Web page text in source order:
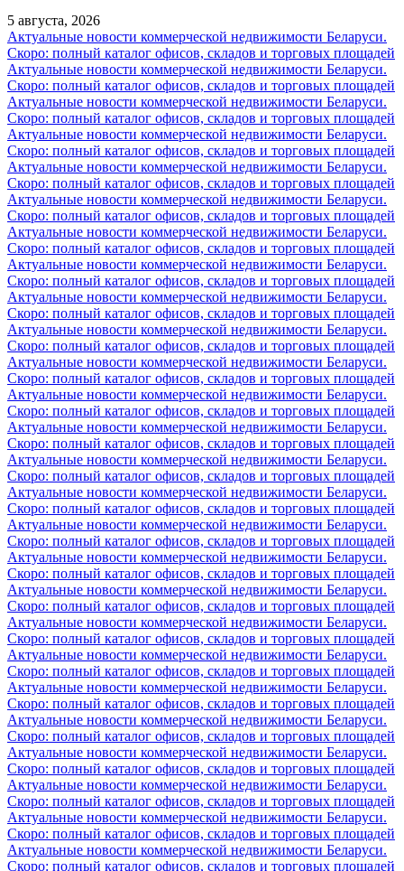
5 августа, 2026
Актуальные новости коммерческой недвижимости Беларуси.
Скоро: полный каталог офисов, складов и торговых площадей
Актуальные новости коммерческой недвижимости Беларуси.
Скоро: полный каталог офисов, складов и торговых площадей
Актуальные новости коммерческой недвижимости Беларуси.
Скоро: полный каталог офисов, складов и торговых площадей
Актуальные новости коммерческой недвижимости Беларуси.
Скоро: полный каталог офисов, складов и торговых площадей
Актуальные новости коммерческой недвижимости Беларуси.
Скоро: полный каталог офисов, складов и торговых площадей
Актуальные новости коммерческой недвижимости Беларуси.
Скоро: полный каталог офисов, складов и торговых площадей
Актуальные новости коммерческой недвижимости Беларуси.
Скоро: полный каталог офисов, складов и торговых площадей
Актуальные новости коммерческой недвижимости Беларуси.
Скоро: полный каталог офисов, складов и торговых площадей
Актуальные новости коммерческой недвижимости Беларуси.
Скоро: полный каталог офисов, складов и торговых площадей
Актуальные новости коммерческой недвижимости Беларуси.
Скоро: полный каталог офисов, складов и торговых площадей
Актуальные новости коммерческой недвижимости Беларуси.
Скоро: полный каталог офисов, складов и торговых площадей
Актуальные новости коммерческой недвижимости Беларуси.
Скоро: полный каталог офисов, складов и торговых площадей
Актуальные новости коммерческой недвижимости Беларуси.
Скоро: полный каталог офисов, складов и торговых площадей
Актуальные новости коммерческой недвижимости Беларуси.
Скоро: полный каталог офисов, складов и торговых площадей
Актуальные новости коммерческой недвижимости Беларуси.
Скоро: полный каталог офисов, складов и торговых площадей
Актуальные новости коммерческой недвижимости Беларуси.
Скоро: полный каталог офисов, складов и торговых площадей
Актуальные новости коммерческой недвижимости Беларуси.
Скоро: полный каталог офисов, складов и торговых площадей
Актуальные новости коммерческой недвижимости Беларуси.
Скоро: полный каталог офисов, складов и торговых площадей
Актуальные новости коммерческой недвижимости Беларуси.
Скоро: полный каталог офисов, складов и торговых площадей
Актуальные новости коммерческой недвижимости Беларуси.
Скоро: полный каталог офисов, складов и торговых площадей
Актуальные новости коммерческой недвижимости Беларуси.
Скоро: полный каталог офисов, складов и торговых площадей
Актуальные новости коммерческой недвижимости Беларуси.
Скоро: полный каталог офисов, складов и торговых площадей
Актуальные новости коммерческой недвижимости Беларуси.
Скоро: полный каталог офисов, складов и торговых площадей
Актуальные новости коммерческой недвижимости Беларуси.
Скоро: полный каталог офисов, складов и торговых площадей
Актуальные новости коммерческой недвижимости Беларуси.
Скоро: полный каталог офисов, складов и торговых площадей
Актуальные новости коммерческой недвижимости Беларуси.
Скоро: полный каталог офисов, складов и торговых площадей